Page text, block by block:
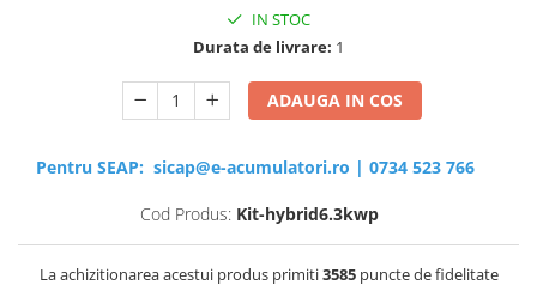
IN STOC
Durata de livrare: 1
ADAUGA IN COS
Pentru SEAP: sicap@e-acumulatori.ro | 0734 523 766
Cod Produs: Kit-hybrid6.3kwp
La achizitionarea acestui produs primiti3585puncte de fidelitate